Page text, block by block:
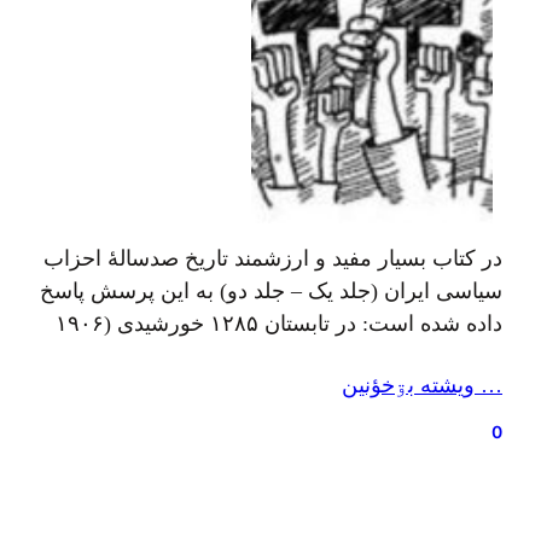
در کتاب بسیار مفید و ارزشمند تاریخ صدسالهٔ احزاب
سیاسی ایران (جلد یک – جلد دو) به این پرسش پاسخ
داده شده است: در تابستان ۱۲۸۵ خورشیدی (۱۹۰۶
انقلاب مشروطیت دست به اعتصاب زدند. در آبان
ماه همان سال این اعتراضها گسترش یافت و اکثر
… ويشته بۊخؤنين
0